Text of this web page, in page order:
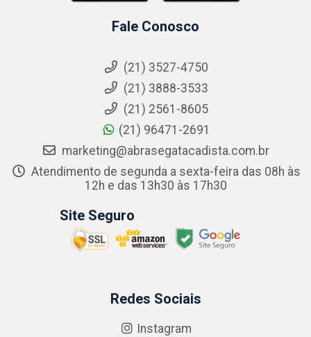
Fale Conosco
(21) 3527-4750
(21) 3888-3533
(21) 2561-8605
(21) 96471-2691
marketing@abrasegatacadista.com.br
Atendimento de segunda a sexta-feira das 08h às
12h e das 13h30 às 17h30
Site Seguro
Redes Sociais
Instagram